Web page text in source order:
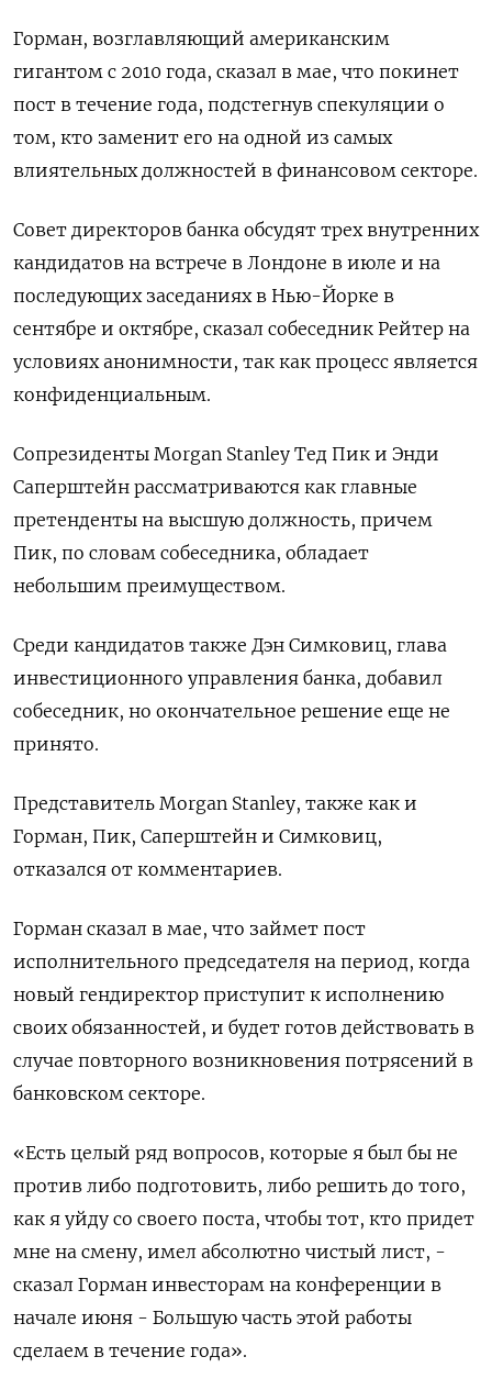
Горман, возглавляющий американским
гигантом с 2010 года, сказал в мае, что покинет
пост в течение года, подстегнув спекуляции о
том, кто заменит его на одной из самых
влиятельных должностей в финансовом секторе.
Совет директоров банка обсудят трех внутренних
кандидатов на встрече в Лондоне в июле и на
последующих заседаниях в Нью-Йорке в
сентябре и октябре, сказал собеседник Рейтер на
условиях анонимности, так как процесс является
конфиденциальным.
Сопрезиденты Morgan Stanley Тед Пик и Энди
Саперштейн рассматриваются как главные
претенденты на высшую должность, причем
Пик, по словам собеседника, обладает
небольшим преимуществом.
Среди кандидатов также Дэн Симковиц, глава
инвестиционного управления банка, добавил
собеседник, но окончательное решение еще не
принято.
Представитель Morgan Stanley, также как и
Горман, Пик, Саперштейн и Симковиц,
отказался от комментариев.
Горман сказал в мае, что займет пост
исполнительного председателя на период, когда
новый гендиректор приступит к исполнению
своих обязанностей, и будет готов действовать в
случае повторного возникновения потрясений в
банковском секторе.
«Есть целый ряд вопросов, которые я был бы не
против либо подготовить, либо решить до того,
как я уйду со своего поста, чтобы тот, кто придет
мне на смену, имел абсолютно чистый лист, -
сказал Горман инвесторам на конференции в
начале июня - Большую часть этой работы
сделаем в течение года».